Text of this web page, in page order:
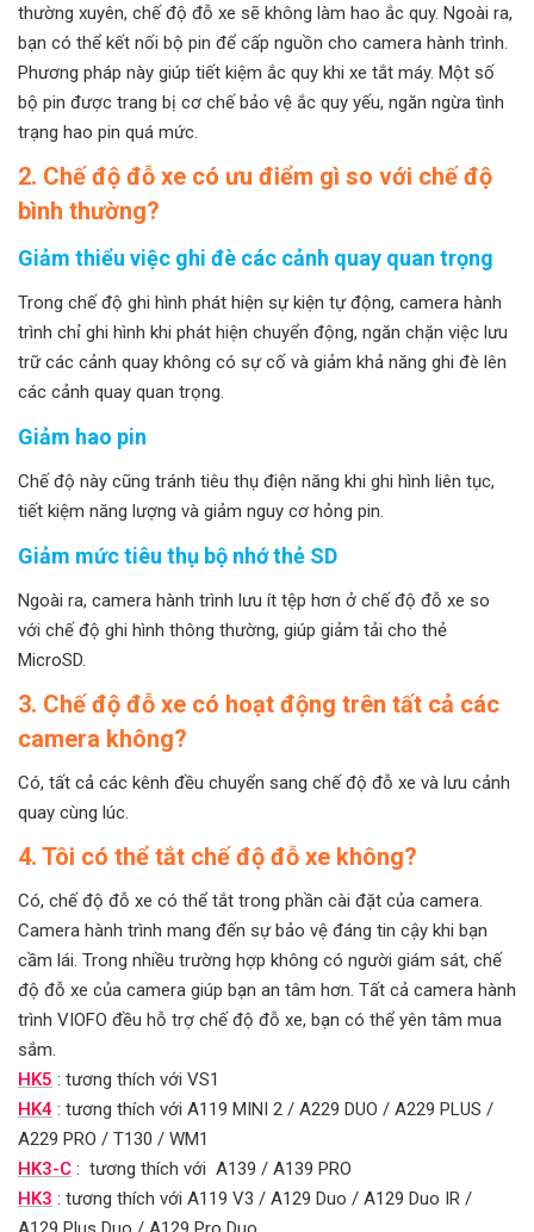
thường xuyên, chế độ đỗ xe sẽ không làm hao ắc quy. Ngoài ra,
bạn có thể kết nối bộ pin để cấp nguồn cho camera hành trình.
Phương pháp này giúp tiết kiệm ắc quy khi xe tắt máy. Một số
bộ pin được trang bị cơ chế bảo vệ ắc quy yếu, ngăn ngừa tình
trạng hao pin quá mức.
2. Chế độ đỗ xe có ưu điểm gì so với chế độ
bình thường?
Giảm thiểu việc ghi đè các cảnh quay quan trọng
Trong chế độ ghi hình phát hiện sự kiện tự động, camera hành
trình chỉ ghi hình khi phát hiện chuyển động, ngăn chặn việc lưu
trữ các cảnh quay không có sự cố và giảm khả năng ghi đè lên
các cảnh quay quan trọng.
Giảm hao pin
Chế độ này cũng tránh tiêu thụ điện năng khi ghi hình liên tục,
tiết kiệm năng lượng và giảm nguy cơ hỏng pin.
Giảm mức tiêu thụ bộ nhớ thẻ SD
Ngoài ra, camera hành trình lưu ít tệp hơn ở chế độ đỗ xe so
với chế độ ghi hình thông thường, giúp giảm tải cho thẻ
MicroSD.
3. Chế độ đỗ xe có hoạt động trên tất cả các
camera không?
Có, tất cả các kênh đều chuyển sang chế độ đỗ xe và lưu cảnh
quay cùng lúc.
4. Tôi có thể tắt chế độ đỗ xe không?
Có, chế độ đỗ xe có thể tắt trong phần cài đặt của camera.
Camera hành trình mang đến sự bảo vệ đáng tin cậy khi bạn
cầm lái. Trong nhiều trường hợp không có người giám sát, chế
độ đỗ xe của camera giúp bạn an tâm hơn. Tất cả camera hành
trình VIOFO đều hỗ trợ chế độ đỗ xe, bạn có thể yên tâm mua
sắm.
HK5 : tương thích với VS1
HK4 : tương thích với A119 MINI 2 / A229 DUO / A229 PLUS /
A229 PRO / T130 / WM1
HK3-C : tương thích với A139 / A139 PRO
HK3 : tương thích với A119 V3 / A129 Duo / A129 Duo IR /